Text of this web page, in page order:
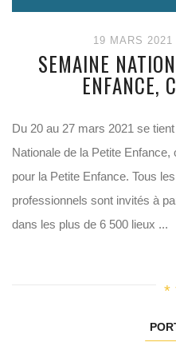
19 MARS 2021
SEMAINE
ENFANCE,
Du 20 au 27 mars 2021 se
Nationale de la Petite Enfance,
pour la Petite Enfance. Tous
professionnels sont invités à
dans les plus de 6 500 lieux ...